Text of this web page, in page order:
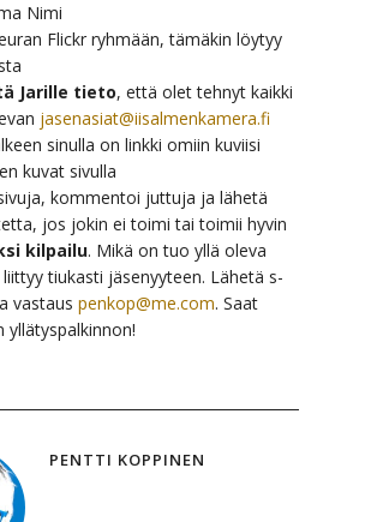
Nimi
Flickr ryhmään, tämäkin löytyy
Jarille tieto, että olet tehnyt kaikki
jasenasiat@iisalmenkamera.fi
sinulla on linkki omiin kuviisi
kuvat sivulla
kommentoi juttuja ja lähetä
jos jokin ei toimi tai toimii hyvin
kilpailu. Mikä on tuo yllä oleva
tiukasti jäsenyyteen. Lähetä s-
vastaus penkop@me.com. Saat
yllätyspalkinnon!
PENTTI KOPPINEN